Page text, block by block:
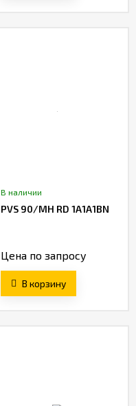
В наличии
PVS 90/MH RD 1A1A1BN
Цена по запросу
В корзину